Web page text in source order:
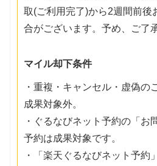
取(ご利用完了)から2週間前後
合がございます。予め、ご了
マイル却下条件
・重複・キャンセル・虚偽の
成果対象外。
・ぐるなびネット予約の「お
予約は成果対象です。
・「楽天ぐるなびネット予約